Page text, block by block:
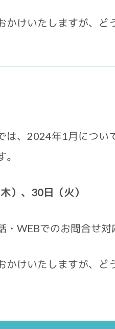
かけいたしますが、ど
は、2024年1月につい
）、30日（火）
・WEBでのお問合せ対
かけいたしますが、ど